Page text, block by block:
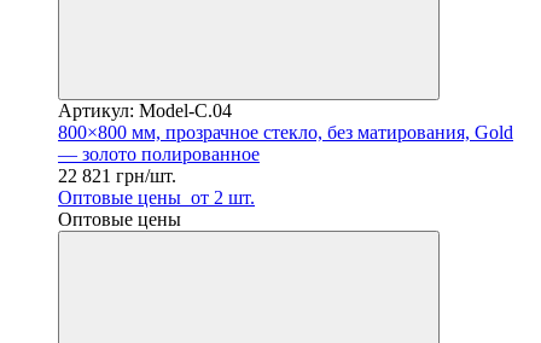
Артикул: Model-C.04
800×800 мм, прозрачное стекло, без матирования, Gold
— золото полированное
22 821 грн/шт.
Оптовые цены от 2 шт.
Оптовые цены